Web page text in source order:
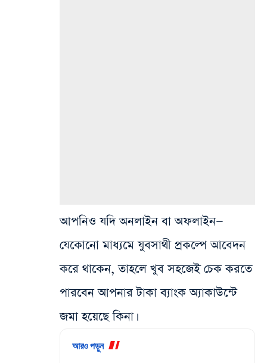
আপনিও যদি অনলাইন বা অফলাইন—
যেকোনো মাধ্যমে যুবসাথী প্রকল্পে আবেদন
করে থাকেন, তাহলে খুব সহজেই চেক করতে
পারবেন আপনার টাকা ব্যাংক অ্যাকাউন্টে
জমা হয়েছে কিনা।
আরও পড়ুন